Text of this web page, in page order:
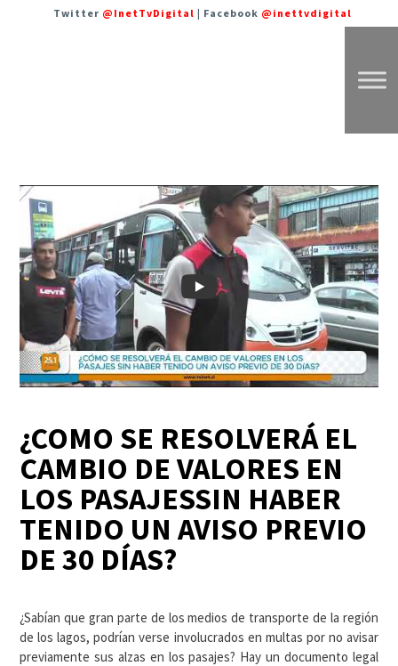
Twitter @InetTvDigital | Facebook @inettvdigital
¿COMO SE RESOLVERÁ EL
CAMBIO DE VALORES EN
LOS PASAJESSIN HABER
TENIDO UN AVISO PREVIO
DE 30 DÍAS?
¿Sabían que gran parte de los medios de transporte de la región
de los lagos, podrían verse involucrados en multas por no avisar
previamente sus alzas en los pasajes? Hay un documento legal